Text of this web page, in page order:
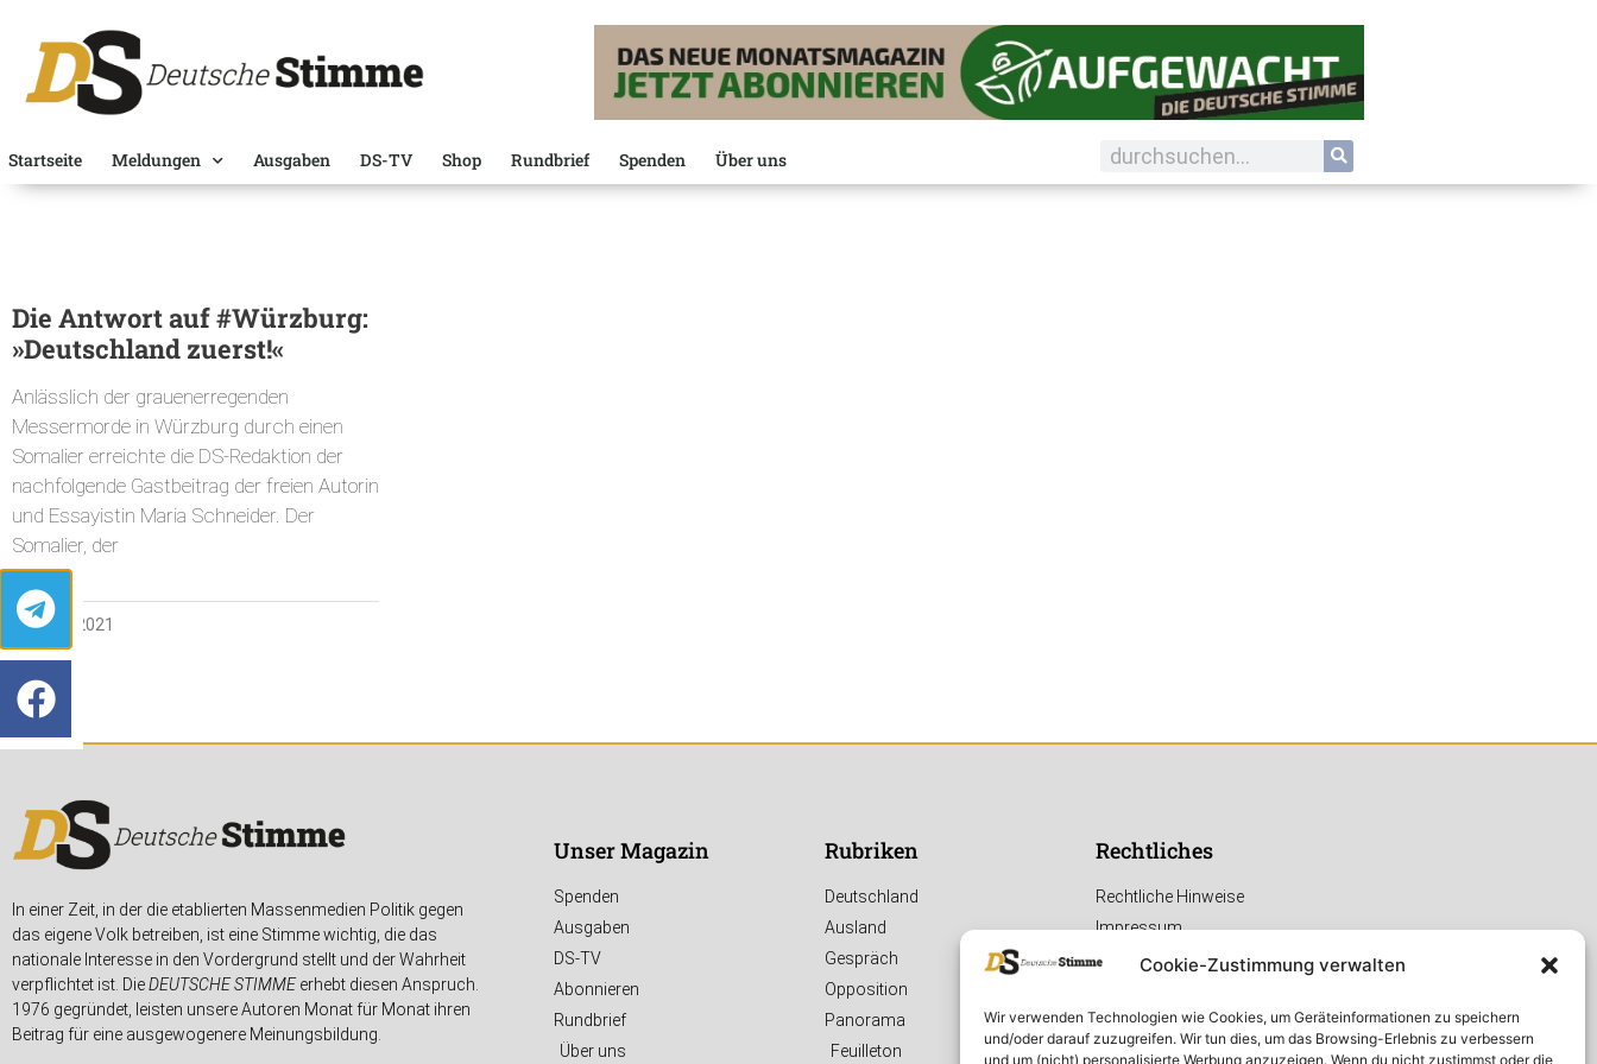
Cookie-Zustimmung verwalten
Wir verwenden Technologien wie Cookies, um Geräteinformationen zu speichern
und/oder darauf zuzugreifen. Wir tun dies, um das Browsing-Erlebnis zu verbessern
und um (nicht) personalisierte Werbung anzuzeigen. Wenn du nicht zustimmst oder die
Startseite Meldungen Ausgaben DS-TV Shop Rundbrief Spenden Über uns
Die Antwort auf #Würzburg:
»Deutschland zuerst!«
Anlässlich der grauenerregenden
Messermorde in Würzburg durch einen
Somalier erreichte die DS-Redaktion der
nachfolgende Gastbeitrag der freien Autorin
und Essayistin Maria Schneider. Der
Somalier, der
26. JUNI 2021
In einer Zeit, in der die etablierten Massenmedien Politik gegen
das eigene Volk betreiben, ist eine Stimme wichtig, die das
nationale Interesse in den Vordergrund stellt und der Wahrheit
verpflichtet ist. DieDEUTSCHE STIMMEerhebt diesen Anspruch.
1976 gegründet, leisten unsere Autoren Monat für Monat ihren
Beitrag für eine ausgewogenere Meinungsbildung.
Unser Magazin
Spenden
Ausgaben
DS-TV
Abonnieren
Rundbrief
Über uns
Rubriken
Deutschland
Ausland
Gespräch
Opposition
Panorama
Feuilleton
Rechtliches
Rechtliche Hinweise
Impressum
Datenschutzerklärung